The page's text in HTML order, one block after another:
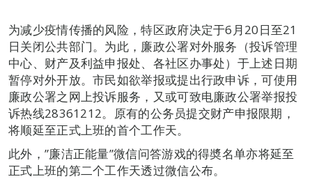
为减少疫情传播的风险，特区政府决定于6月20日至21
日关闭公共部门。为此，廉政公署对外服务（投诉管理
中心、财产及利益申报处、各社区办事处）于上述日期
暂停对外开放。市民如欲举报或提出行政申诉，可使用
廉政公署之网上投诉服务，又或可致电廉政公署举报投
诉热线28361212。原有的公务员提交财产申报限期，
将顺延至正式上班的首个工作天。
此外，”廉洁正能量”微信问答游戏的得奬名单亦将延至
正式上班的第二个工作天透过微信公布。